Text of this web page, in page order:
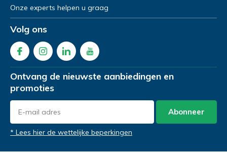
Onze experts helpen u graag
Volg ons
Ontvang de nieuwste aanbiedingen en
promoties
Abonneer
* Lees hier de wettelijke beperkingen
Demonstratie in de showroom
Proefrit aan huis
Naam *
Demonstratie in de showroom
Gratis slaapadvies aan huis
Naam *
Emailadres*
Telefoonnummer*
Product Naam